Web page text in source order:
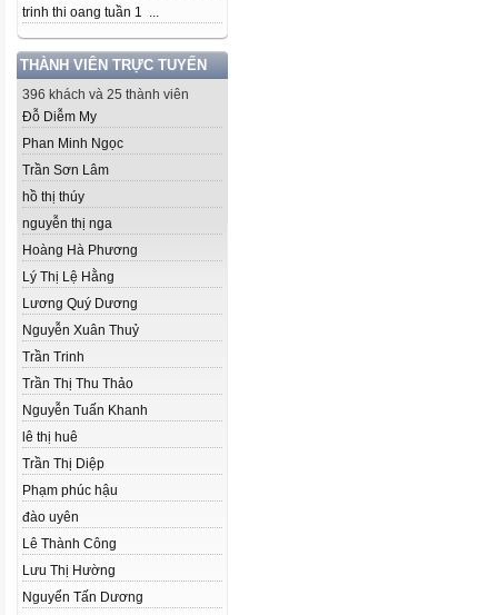
trinh thi oang tuần 1 ...
THÀNH VIÊN TRỰC TUYẾN
396 khách và 25 thành viên
Đỗ Diễm My
Phan Minh Ngọc
Trần Sơn Lâm
hồ thị thúy
nguyễn thị nga
Hoàng Hà Phương
Lý Thị Lệ Hằng
Lương Quý Dương
Nguyễn Xuân Thuỷ
Trần Trinh
Trần Thị Thu Thảo
Nguyễn Tuấn Khanh
lê thị huê
Trần Thị Diệp
Phạm phúc hậu
đào uyên
Lê Thành Công
Lưu Thị Hường
Nguyển Tấn Dương